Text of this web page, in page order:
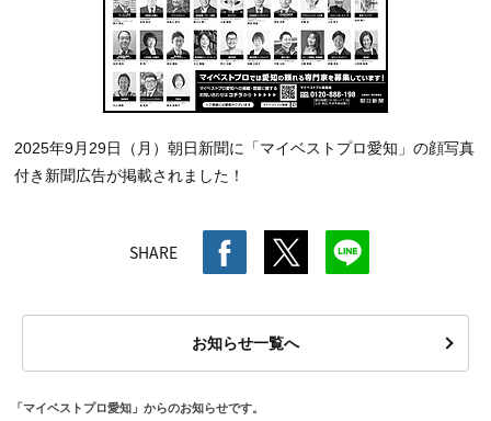
2025年9月29日（月）朝日新聞に「マイベストプロ愛知」の顔写真
付き新聞広告が掲載されました！
SHARE
お知らせ一覧へ
「マイベストプロ愛知」からのお知らせです。